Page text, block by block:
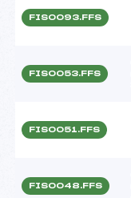
FIS0093.FFS
FIS0053.FFS
FIS0051.FFS
FIS0048.FFS